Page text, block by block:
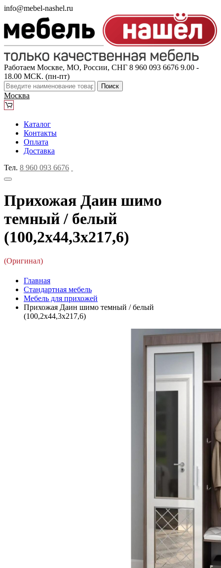
info@mebel-nashel.ru
Работаем Москве, МО, России, СНГ 8 960 093 6676 9.00 -
18.00 МСК. (пн-пт)
Поиск
Москва
Каталог
Контакты
Оплата
Доставка
Тел. 8 960 093 6676
Прихожая Даин шимо
темный / белый
(100,2x44,3x217,6)
(Оригинал)
Главная
Стандартная мебель
Мебель для прихожей
Прихожая Даин шимо темный / белый
(100,2x44,3x217,6)